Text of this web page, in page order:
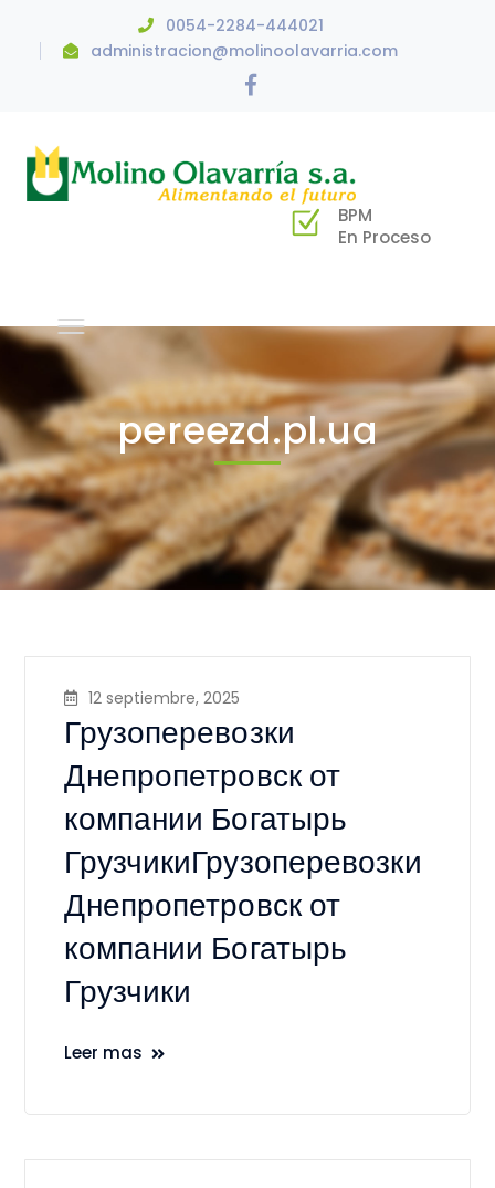
0054-2284-444021
administracion@molinoolavarria.com
Facebook
BPM
En Proceso
pereezd.pl.ua
12 septiembre, 2025
Грузоперевозки
Днепропетровск от
компании Богатырь
ГрузчикиГрузоперевозки
Днепропетровск от
компании Богатырь
Грузчики
Leer mas